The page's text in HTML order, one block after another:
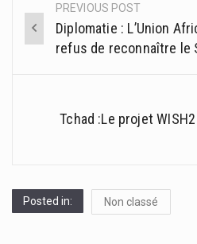
Post
navigation
PREVIOUS POST
Diplomatie : L’Union
refus de reconnaître le
Tchad :Le projet
Posted in: Non classé